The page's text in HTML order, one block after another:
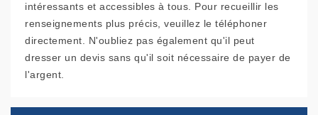
intéressants et accessibles à tous. Pour recueillir les
renseignements plus précis, veuillez le téléphoner
directement. N'oubliez pas également qu'il peut
dresser un devis sans qu'il soit nécessaire de payer de
l'argent.